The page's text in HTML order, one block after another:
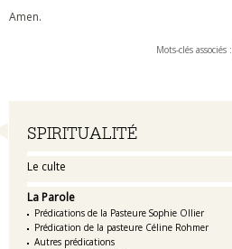
Navigation
SPIRITUALITÉ
Le culte
La Parole
Prédications de la Pasteure Sophie Ollier
Prédication de la pasteure Céline Rohmer
Autres prédications
Amen.
Mots-clés associés :